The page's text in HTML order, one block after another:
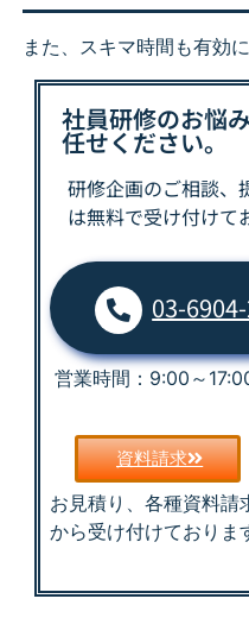
また、スキマ時間も有効
社員研修のお悩
任せください。
研修企画のご相談、
は無料で受け付けて
03-
営業時間：9:00～
資料請求
お見積り、各種資料請
から受け付けておりま